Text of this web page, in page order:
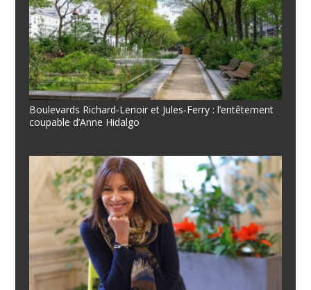
Boulevards Richard‐Lenoir et Jules‐Ferry : l’entêtement
coupable d’Anne Hidalgo